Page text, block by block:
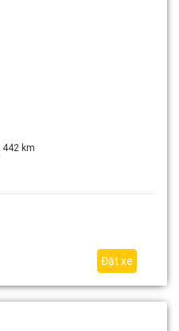
442 km
Đặt xe